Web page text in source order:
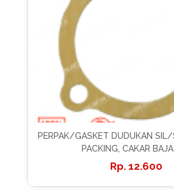
PERPAK/GASKET DUDUKAN SIL/
PACKING, CAKAR
12.600